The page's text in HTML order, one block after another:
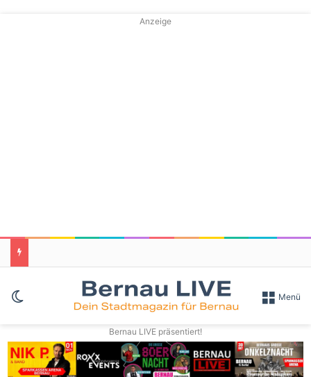
Anzeige
Skin umschalten Menü
Bernau LIVE präsentiert!